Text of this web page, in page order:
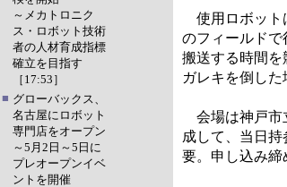
～メカトロニク
ス・ロボット技術
者の人材育成指標
確立を目指す
［17:53］
■ グローバックス、
名古屋にロボット
専門店をオープン
～5月2日～5日に
プレオープンイベ
ントを開催
使用ロボット
のフィールド
搬送する時間を
ガレキを倒した
会場は神戸市
成して、当日
要。申し込み締